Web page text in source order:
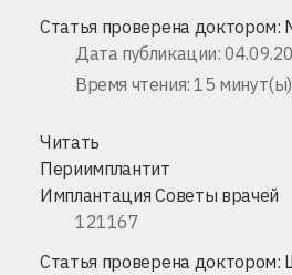
Статья проверена доктором:
Дата публикации:
Время чтения: 15 минут(ы)
Читать
Периимплантит
Имплантация Советы врачей
121167
Статья проверена доктором: